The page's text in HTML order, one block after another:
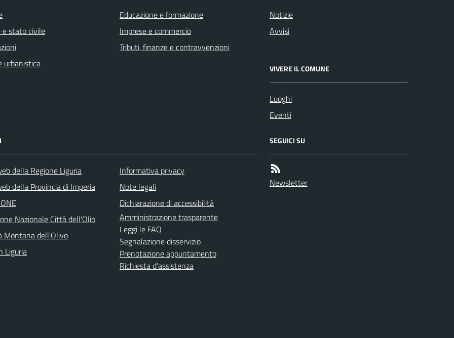
e stato civile
urbanistica
Educazione e formazione
Imprese e commercio
Tributi, finanze e contravvenzioni
Notizie
Avvisi
VIVERE IL COMUNE
Luoghi
Eventi
della Regione Liguria
della Provincia di Imperia
Nazionale Città dell'Olio
Montana dell'Olivo
Liguria
Informativa privacy
Note legali
Dichiarazione di accessibilità
Amministrazione trasparente
Leggi le FAQ
Segnalazione disservizio
Prenotazione appuntamento
Richiesta d'assistenza
SEGUICI SU
Newsletter